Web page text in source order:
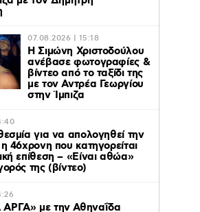
07.08.2026 | 15:18
Η Σιμώνη Χριστοδούλου
ανέβασε φωτογραφίες &
βίντεο από το ταξίδι της
με τον Αντρέα Γεωργίου
στην Ίμπιζα
για να απολογηθεί την
46χρονη που κατηγορείται
επίθεση – «Είναι αθώα»
της (βίντεο)
με την Αθηναΐδα